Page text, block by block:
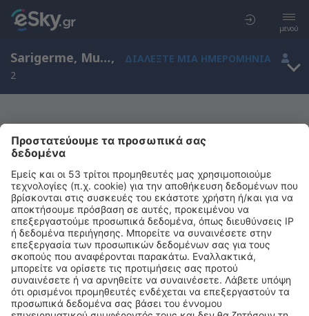
μενού
Sarigerme, Mugla, Τουρκία,
ΔΙΑΛΈΞΤΕ ΜΙΑ ΗΜΕΡΟΜΗΝΊΑ
2
Μας συγχωρείτε, δεν υπάρχουν
αποτελέσματα για την αναζήτησή σας
Προσπαθήστε να κάνετε αναζήτηση με διαφορετικά κριτήρια